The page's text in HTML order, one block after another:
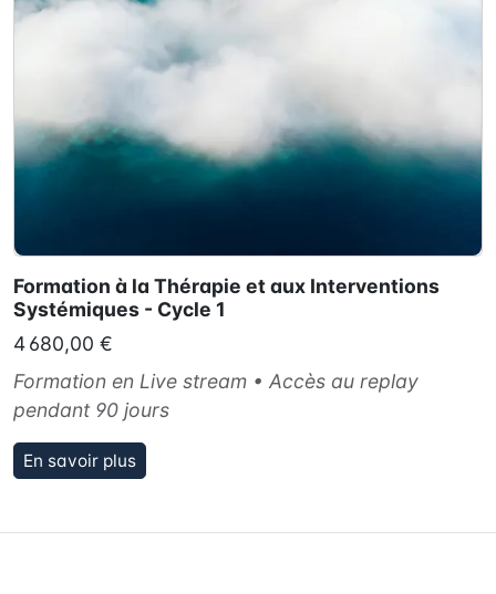
Formation à la Thérapie et aux Interventions
Systémiques - Cycle 1
4 680,00 €
Formation en Live stream • Accès au replay
pendant 90 jours
En savoir plus